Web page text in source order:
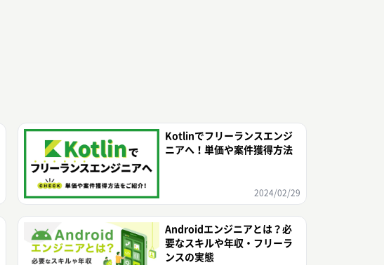
Kotlinでフリーランスエンジ
ニアへ！単価や案件獲得方法
2024/02/29
Androidエンジニアとは？必
要なスキルや年収・フリーラ
ンスの実態